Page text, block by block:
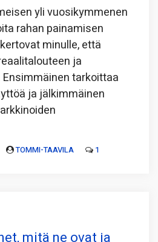
yli vuosikymmenen
rahan painamisen
minulle, että
ja
tarkoittaa
ja jälkimmäinen
TOMMI-TAAVILA 1
mitä ne ovat ja